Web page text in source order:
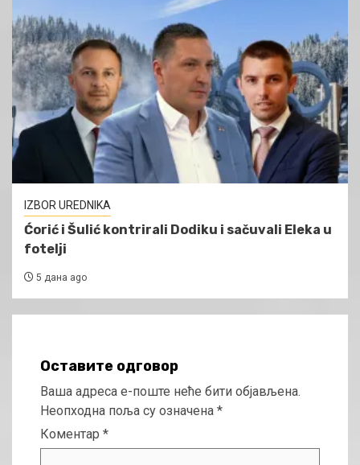
IZBOR UREDNIKA
Ćorić i Šulić kontrirali Dodiku i sačuvali Eleka u
fotelji
5 дана ago
Оставите одговор
Ваша адреса е-поште неће бити објављена.
Неопходна поља су означена *
Коментар *